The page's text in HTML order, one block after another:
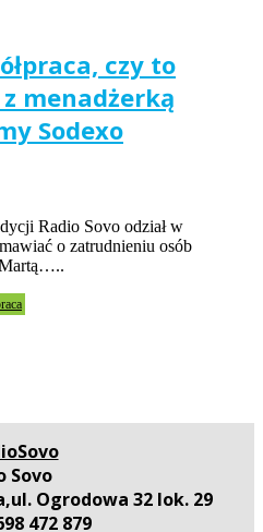
czy to
menadżerką
Sodexo
Radio Sovo odział w
o zatrudnieniu osób
Martą…..
Sovo
Ogrodowa 32 lok. 29
472 879